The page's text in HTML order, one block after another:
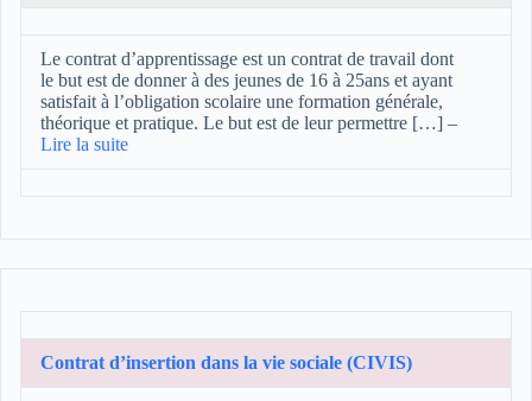
Le contrat d’apprentissage est un contrat de travail dont
le but est de donner à des jeunes de 16 à 25ans et ayant
satisfait à l’obligation scolaire une formation générale,
théorique et pratique. Le but est de leur permettre […] –
Lire la suite
Contrat d’insertion dans la vie sociale (CIVIS)